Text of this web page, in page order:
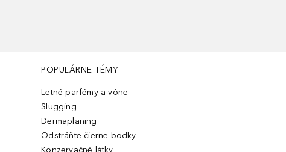
POPULÁRNE TÉMY
Letné parfémy a vône
Slugging
Dermaplaning
Odstráňte čierne bodky
Konzervačné látky